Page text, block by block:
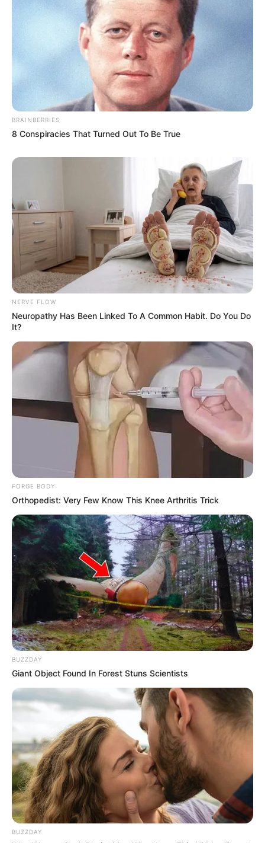
La base solide et incontournable du Tiercé Quarté
Quinté du jour, soit un cheval ou des chevaux en or.
Parmi les plus cités de la presse du Turf d’où on
l’espère une véritable base solide, fiable et logique.
7 GOELAND D’HAUFOR
13 FAIRPLAY D’URZY
Pronostic Quinté en 6 chevaux
7 GOELAND D’HAUFOR
13 FAIRPLAY D’URZY
14 ECHO DE CHANLECY
8 EIRE D’HELIOS
1 FABULOUS DREAM
4 FRAGONARD DELO
A découvrir cetteBase Quinté et l’Outsider du jour.
BRAINBERRIES
8 Conspiracies That Turned Out To Be True
NERVE FLOW
Neuropathy Has Been Linked To A Common Habit. Do You Do
It?
FORGE BODY
Orthopedist: Very Few Know This Knee Arthritis Trick
BUZZDAY
Giant Object Found In Forest Stuns Scientists
BUZZDAY